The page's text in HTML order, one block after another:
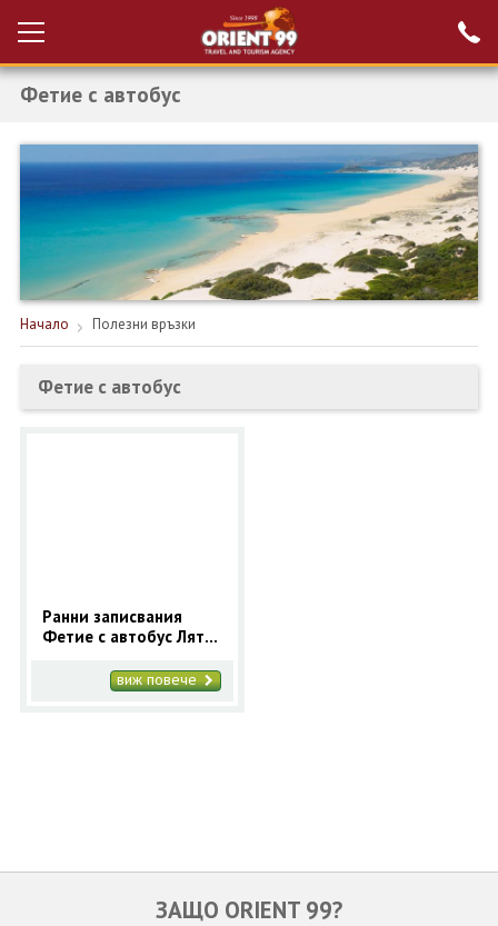
Вход за агенти
РАННИ ЗАПИСВАНИЯ ТУРЦИЯ
НОВА ГОДИНА ТУРЦИЯ
НОВА ГОДИНА
ПОЧИВКИ
КРУИЗИ
ЕКЗОТИКА
0700 144 34
Фетие с автобус
Начало Полезни връзки
Фетие с автобус
Ранни записвания
Фетие с автобус Лято
виж повече
ЗАЩО ORIENT 99?